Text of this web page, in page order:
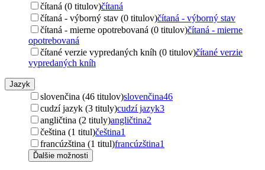
čítaná (0 titulov)čítaná
čítaná - výborný stav (0 titulov)čítaná - výborný stav
čítaná - mierne opotrebovaná (0 titulov)čítaná - mierne
opotrebovaná
čítané verzie vypredaných kníh (0 titulov)čítané verzie
vypredaných kníh
Jazyk
slovenčina (46 titulov)slovenčina46
cudzí jazyk (3 tituly)cudzí jazyk3
angličtina (2 tituly)angličtina2
čeština (1 titul)čeština1
francúzština (1 titul)francúzština1
Ďalšie možnosti